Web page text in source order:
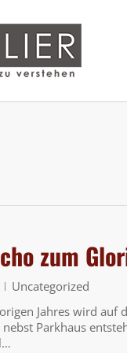
zum
Uncategorized
Jahres wird auf
Parkhaus